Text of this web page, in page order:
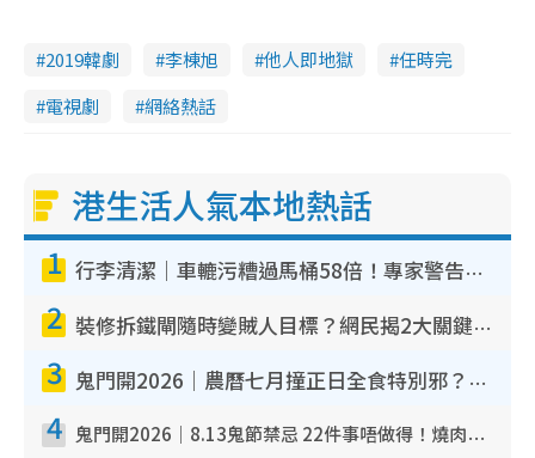
2019韓劇 李棟旭 他人即地獄
任時完
電視劇
網絡熱話
港生活人氣本地熱話
1 行李清潔｜車轆污糟過馬桶58倍！專家警告忌用酒精抹 教1招免污手除菌
2 裝修拆鐵閘隨時變賊人目標？網民揭2大關鍵用途：裝新式等於白裝？附新舊鐵閘分別
3 鬼門開2026｜農曆七月撞正日全食特別邪？專家警告切忌做一事！揭4大禁忌+2招保平安
4 鬼門開2026｜8.13鬼節禁忌 22件事唔做得！燒肉、刺身要少食？半夜勿吹口哨/打呢個電話